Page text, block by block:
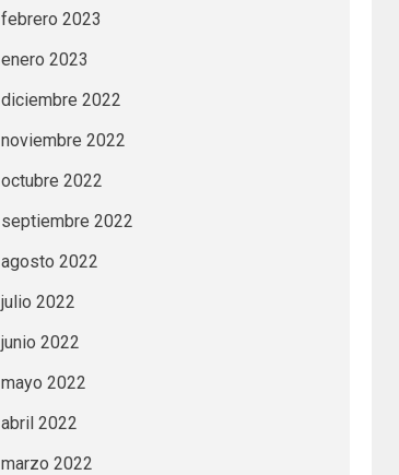
febrero 2023
enero 2023
diciembre 2022
noviembre 2022
octubre 2022
septiembre 2022
agosto 2022
julio 2022
junio 2022
mayo 2022
abril 2022
marzo 2022